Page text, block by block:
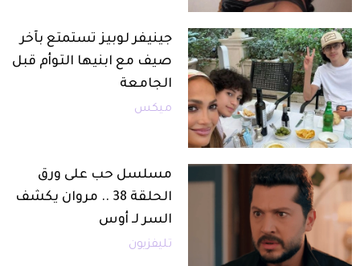
جينيفر لوبيز تستمتع بآخر
صيف مع ابنيها التوأم قبل
الجامعة
ميكس
مسلسل حب على ورق
الحلقة 38 .. مروان يكشف
السر لـ أوس
تليفزيون